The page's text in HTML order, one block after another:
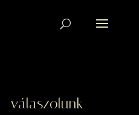
válaszolunk